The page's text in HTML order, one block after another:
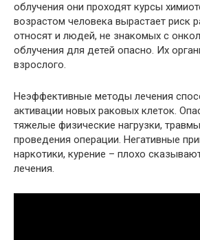
облучения они проходят курсы
возрастом человека вырастает риск
относят и людей, не знакомых с
облучения для детей опасно. Их
взрослого.
Неэффективные методы лечения
активации новых раковых клеток.
тяжелые физические нагрузки,
проведения операции. Негативные
наркотики, курение – плохо
лечения.